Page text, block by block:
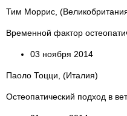
Тим Моррис,
Временной фактор
03 ноября 2014
Паоло Тоцци, (Италия)
Остеопатический подход в